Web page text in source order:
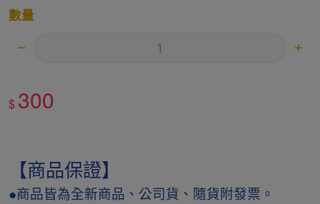
數量
$ 300
【商品保證】
●商品皆為全新商品、公司貨、隨貨附發票。